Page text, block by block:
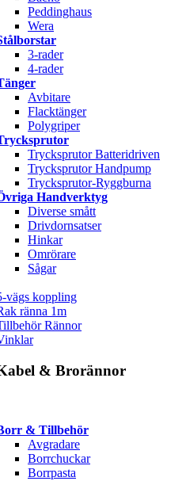
Peddinghaus
Wera
3-rader
4-rader
Avbitare
Flacktänger
Polygriper
Trycksprutor Batteridriven
Trycksprutor Handpump
Trycksprutor-Ryggburna
Handverktyg
Diverse smått
Drivdornsatser
Hinkar
Omrörare
Sågar
vägs koppling
ränna 1m
Rännor
& Brorännor
& Tillbehör
Avgradare
Borrchuckar
Borrpasta